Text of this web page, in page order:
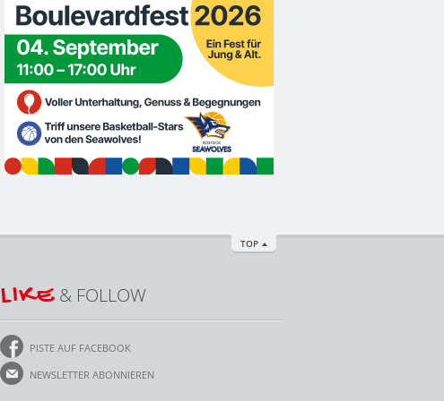
TOP
LIKE& FOLLOW
PISTE AUF FACEBOOK
NEWSLETTER ABONNIEREN